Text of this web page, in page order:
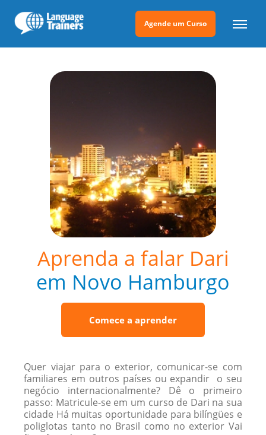
Agende um Curso
Aprenda a falar Dari
em Novo Hamburgo
Comece a aprender
Quer viajar para o exterior, comunicar-se com
familiares em outros países ou expandir o seu
negócio internacionalmente? Dê o primeiro
passo: Matricule-se em um curso de Dari na sua
cidade Há muitas oportunidade para bilíngües e
poliglotas tanto no Brasil como no exterior Vai